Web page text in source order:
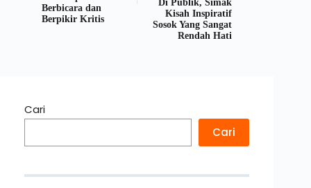
Berbicara dan
Berpikir Kritis
Di Publik, Simak
Kisah Inspiratif
Sosok Yang Sangat
Rendah Hati
Cari
Cari